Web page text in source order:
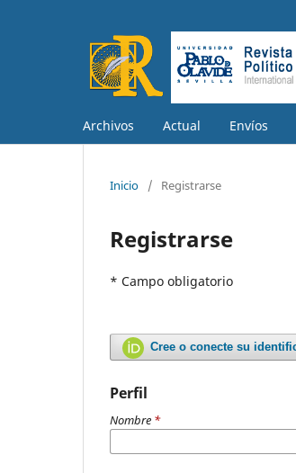
Archivos Actual Envíos
Inicio / Registrarse
Registrarse
* Campo obligatorio
Cree o conecte su
Perfil
Nombre *